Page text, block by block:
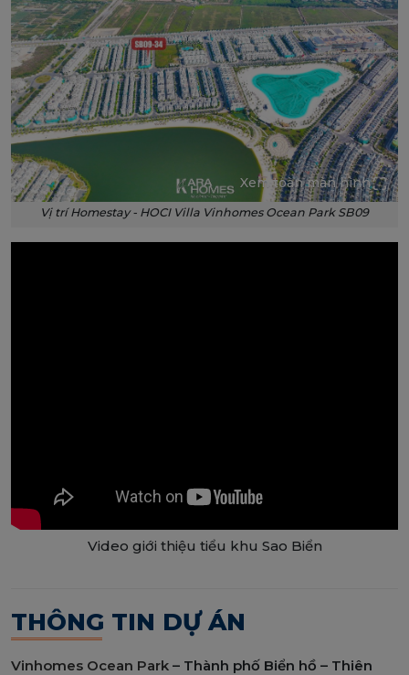
Xem toàn màn hình
Vị trí Homestay - HOCI Villa Vinhomes Ocean Park SB09
Video giới thiệu tiểu khu Sao Biển
THÔNG TIN DỰ ÁN
Vinhomes Ocean Park – Thành phố Biển hồ – Thiên